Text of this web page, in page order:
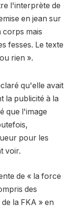
l'interprète de
en jean sur
corps mais
fesses. Le texte
rien ».
qu'elle avait
la publicité à la
que l'image
pour les
voir.
de « la force
des
la FKA » en